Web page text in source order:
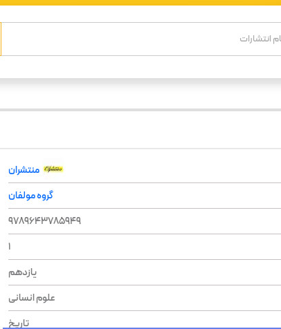
منتشران
گروه مولفان
9789643785949
1
یازدهم
علوم انسانی
تاریخ